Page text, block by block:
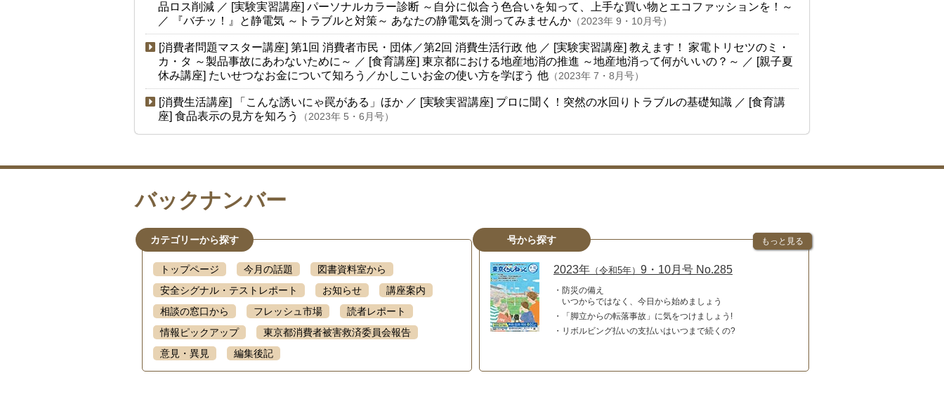
品ロス削減／ [実験実習講座] パーソナルカラー診断 ～自分に似合う色合いを知って、上手な買い物とエコファッションを！～
／
『バチッ！』と静電気 ～トラブルと対策～ あなたの静電気を測ってみませんか（2023年 9・10月号）
[消費者問題マスター講座] 第1回 消費者市民・団体／第2回 消費生活行政 他 ／ [実験実習講座] 教えます！ 家電トリセツのミ・
カ・タ ～製品事故にあわないために～ ／ [食育講座] 東京都における地産地消の推進 ～地産地消って何がいいの？～ ／ [親子夏
休み講座] たいせつなお金について知ろう／かしこいお金の使い方を学ぼう 他（2023年 7・8月号）
[消費生活講座] 「こんな誘いにゃ罠がある」ほか ／ [実験実習講座] プロに聞く！突然の水回りトラブルの基礎知識 ／ [食育講
座] 食品表示の見方を知ろう （2023年 5・6月号）
バックナンバー
カテゴリーから探す
トップページ 今月の話題
図書資料室から
安全シグナル・テストレポート
お知らせ
講座案内
相談の窓口から
フレッシュ市場
読者レポート
情報ピックアップ
東京都消費者被害救済委員会報告
意見・異見
編集後記
号から探す
2023年 （令和5年） 9・10月号 No.285
防災の備え
いつからではなく、今日から始めましょう
「脚立からの転落事故」に気をつけましょう!
リボルビング払いの支払いはいつまで続くの?
もっと見る